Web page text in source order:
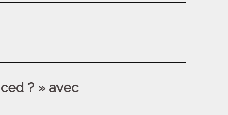
? » avec